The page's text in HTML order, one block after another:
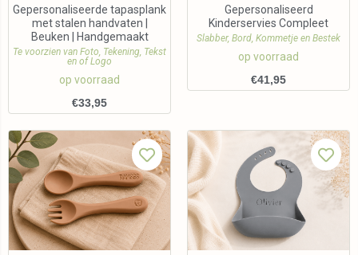
Gepersonaliseerde tapasplank
met stalen handvaten |
Beuken | Handgemaakt
Te voorzien van Foto, Tekening, Tekst
en of Logo
op voorraad
€33,95
Gepersonaliseerd
Kinderservies Compleet
Slabber, Bord, Kommetje en Bestek
op voorraad
€41,95